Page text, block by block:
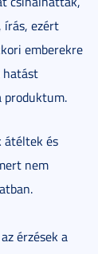
írás, ezért
emberekre
hatást
produktum.
átéltek és
nem
érzések a